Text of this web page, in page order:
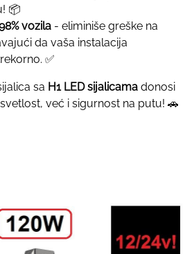
📦
vozila - eliminiše greške na
da vaša instalacija
✅
sa H1 LED sijalicama donosi
već i sigurnost na putu! 🚗